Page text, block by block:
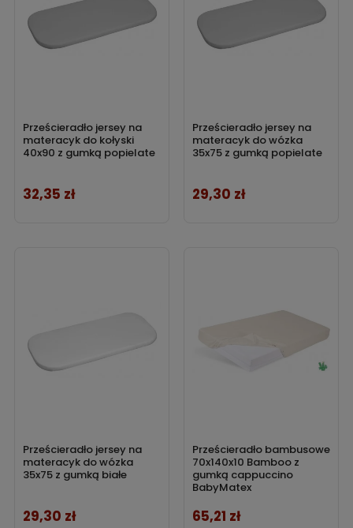
Prześcieradło jersey na
materacyk do kołyski
40x90 z gumką popielate
Cena
32,35 zł
Prześcieradło jersey na
materacyk do wózka
35x75 z gumką popielate
Cena
29,30 zł
Prześcieradło jersey na
materacyk do wózka
35x75 z gumką białe
Cena
29,30 zł
Prześcieradło bambusowe
70x140x10 Bamboo z
gumką cappuccino
BabyMatex
Cena
65,21 zł